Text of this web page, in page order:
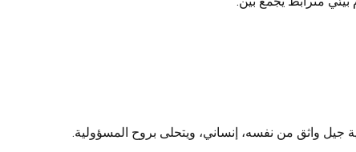
واثق من نفسه، إنساني، ويتحلى بروح المسؤولية.